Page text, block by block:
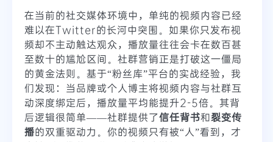
在当前的社交媒体环境中，单纯的视频内容已经
难以在Twitter的长河中突围。如果你只发布视
频却不主动触达观众，播放量往往会卡在数百甚
至数十的尴尬区间。社群营销正是打破这一僵局
的黄金法则。基于“粉丝库”平台的实战经验，我
们发现：当品牌或个人博主将视频内容与社群互
动深度绑定后，播放量平均能提升2-5倍。其背
后逻辑很简单——社群提供了信任背书和裂变传
播的双重驱动力。你的视频只有被“人”看到，才